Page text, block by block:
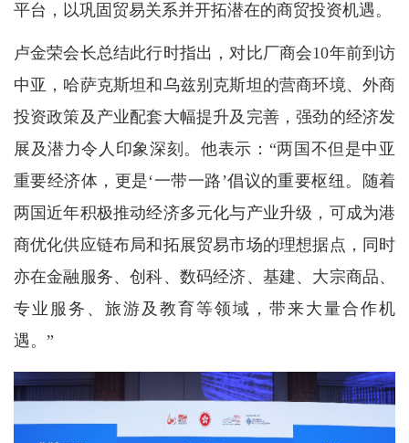
平台，以巩固贸易关系并开拓潜在的商贸投资机遇。
卢金荣会长总结此行时指出，对比厂商会10年前到访
中亚，哈萨克斯坦和乌兹别克斯坦的营商环境、外商
投资政策及产业配套大幅提升及完善，强劲的经济发
展及潜力令人印象深刻。他表示：“两国不但是中亚
重要经济体，更是‘一带一路’倡议的重要枢纽。随着
两国近年积极推动经济多元化与产业升级，可成为港
商优化供应链布局和拓展贸易市场的理想据点，同时
亦在金融服务、创科、数码经济、基建、大宗商品、
专业服务、旅游及教育等领域，带来大量合作机
遇。”